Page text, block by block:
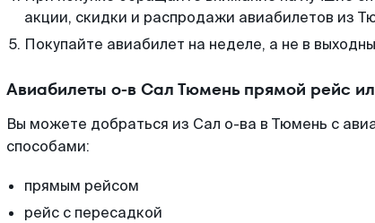
акции, скидки и распродажи авиабилетов из
Покупайте авиабилет на неделе, а не в
Авиабилеты о-в Сал Тюмень прямой рейс
Вы можете добраться из Сал о-ва в Тюмень с
способами:
прямым рейсом
рейс с пересадкой